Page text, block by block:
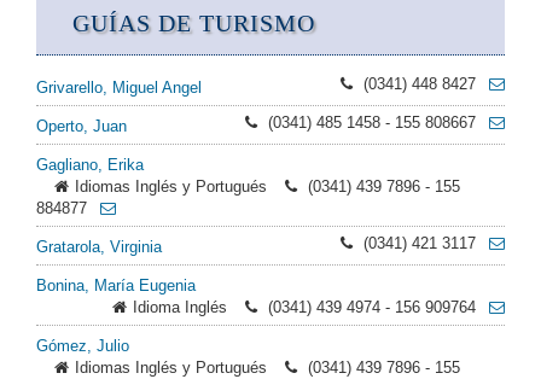
GUÍAS DE TURISMO
Grivarello, Miguel Angel (0341) 448 8427
Operto, Juan (0341) 485 1458 - 155 808667
Gagliano, Erika
Idiomas Inglés y Portugués
(0341) 439 7896 - 155
884877
Gratarola, Virginia (0341) 421 3117
Bonina, María Eugenia
Idioma Inglés
(0341) 439 4974 - 156 909764
Gómez, Julio
Idiomas Inglés y Portugués
(0341) 439 7896 - 155